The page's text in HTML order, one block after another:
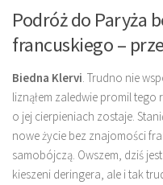
Podróż do Paryża
francuskiego –
Biedna Klervi. Trudno nie
liznąłem zaledwie promil
o jej cierpieniach zostaje.
nowe życie bez znajomości
samobójczą. Owszem, dziś
kieszeni deringera, ale i tak